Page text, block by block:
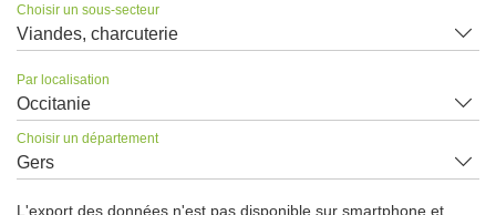
Choisir un sous-secteur
Viandes, charcuterie
Par localisation
Occitanie
Choisir un département
Gers
L'export des données n'est pas disponible sur smartphone et